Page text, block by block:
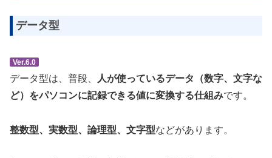
データ型
Ver.6.0
データ型は、普段、
人が使っているデータ（数字、文字な
ど）をパソコンに記録できる値に変換する仕組みです。
整数型、実数型、論理型、文字型などがあります。